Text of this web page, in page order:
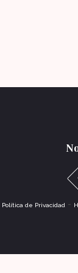
Política de Privacidad -